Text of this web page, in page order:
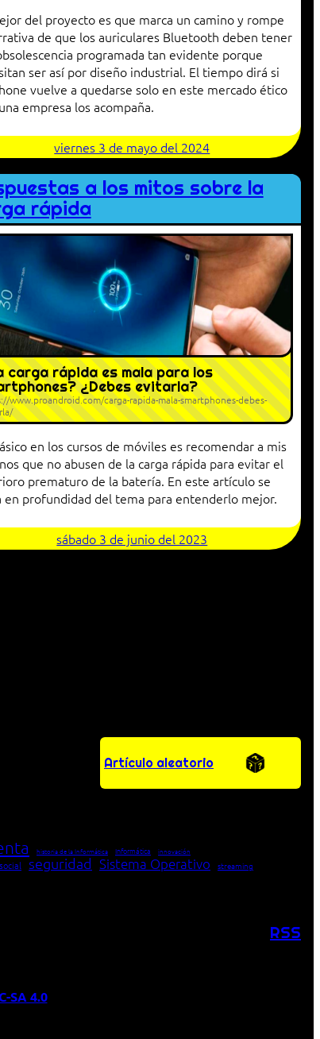
del proyecto es que marca un camino y rompe
de que los auriculares Bluetooth deben tener
programada tan evidente porque
ser así por diseño industrial. El tiempo dirá si
vuelve a quedarse solo en este mercado ético
empresa los acompaña.
viernes 3 de mayo del 2024
a los mitos sobre la
rápida
carga rápida es mala para los
¿Debes evitarla?
www.proandroid.com/carga-rapida-mala-smartphones-debes-
en los cursos de móviles es recomendar a mis
que no abusen de la carga rápida para evitar el
prematuro de la batería. En este artículo se
en profundidad del tema para entenderlo mejor.
sábado 3 de junio del 2023
Artículo aleatorio
historia de la Informática Informática innovación
seguridad Sistema Operativo streaming
RSS
SA 4.0